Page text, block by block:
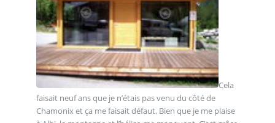
Cela
faisait neuf ans que je n’étais pas venu du côté de
Chamonix et ça me faisait défaut. Bien que je me plaise